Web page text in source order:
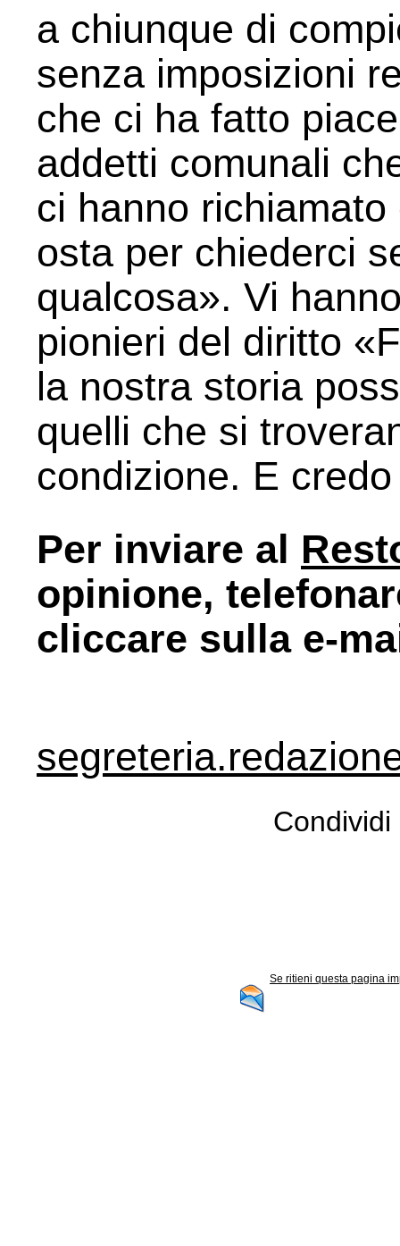
a chiunque di
senza imposizioni
che ci ha fatto
addetti comunali
ci hanno
osta per chiederci
qualcosa». Vi
pionieri del diritto
la nostra storia
quelli che si
condizione. E
Per inviare al
opinione,
cliccare sulla e-
Se ritieni questa pagina